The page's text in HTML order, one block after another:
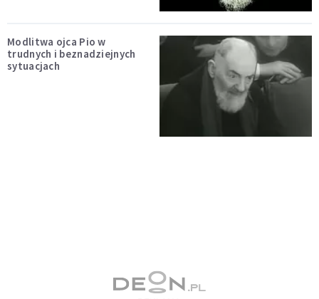
Modlitwa ojca Pio w
trudnych i beznadziejnych
sytuacjach